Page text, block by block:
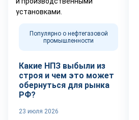
Популярно о нефтегазовой
промышленности
Какие НПЗ выбыли из
строя и чем это может
обернуться для рынка
РФ?
23 июля 2026